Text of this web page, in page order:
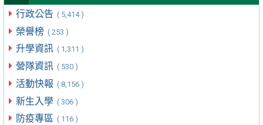
行政公告 ( 5,414 )
榮譽榜 ( 253 )
升學資訊 ( 1,311 )
營隊資訊 ( 530 )
活動快報 ( 8,156 )
新生入學 ( 306 )
防疫專區 ( 116 )